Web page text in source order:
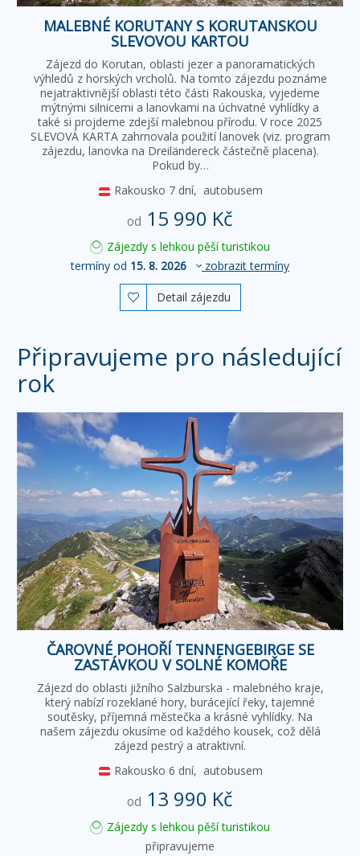
MALEBNÉ KORUTANY S KORUTANSKOU
SLEVOVOU KARTOU
Zájezd do Korutan, oblasti jezer a panoramatických
výhledů z horských vrcholů. Na tomto zájezdu poznáme
nejatraktivnější oblasti této části Rakouska, vyjedeme
mýtnými silnicemi a lanovkami na úchvatné vyhlídky a
také si projdeme zdejší malebnou přírodu. V roce 2025
SLEVOVÁ KARTA zahrnovala použití lanovek (viz. program
zájezdu, lanovka na Dreiländereck částečně placena).
Pokud by…
Rakousko 7 dní, autobusem
od 15 990 Kč
Zájezdy s lehkou pěší turistikou
termíny od 15. 8. 2026 zobrazit termíny
 Detail zájezdu
Připravujeme pro následující
rok
ČAROVNÉ POHOŘÍ TENNENGEBIRGE SE
ZASTÁVKOU V SOLNÉ KOMOŘE
Zájezd do oblasti jižního Salzburska - malebného kraje,
který nabízí rozeklané hory, burácející řeky, tajemné
soutěsky, příjemná městečka a krásné vyhlídky. Na
našem zájezdu okusíme od každého kousek, což dělá
zájezd pestrý a atraktivní.
Rakousko 6 dní, autobusem
od 13 990 Kč
Zájezdy s lehkou pěší turistikou
připravujeme